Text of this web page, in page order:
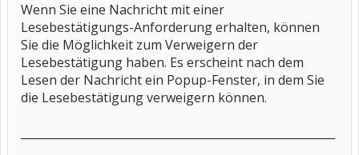
Wenn Sie eine Nachricht mit einer
Lesebestätigungs-Anforderung erhalten, können
Sie die Möglichkeit zum Verweigern der
Lesebestätigung haben. Es erscheint nach dem
Lesen der Nachricht ein Popup-Fenster, in dem Sie
die Lesebestätigung verweigern können.